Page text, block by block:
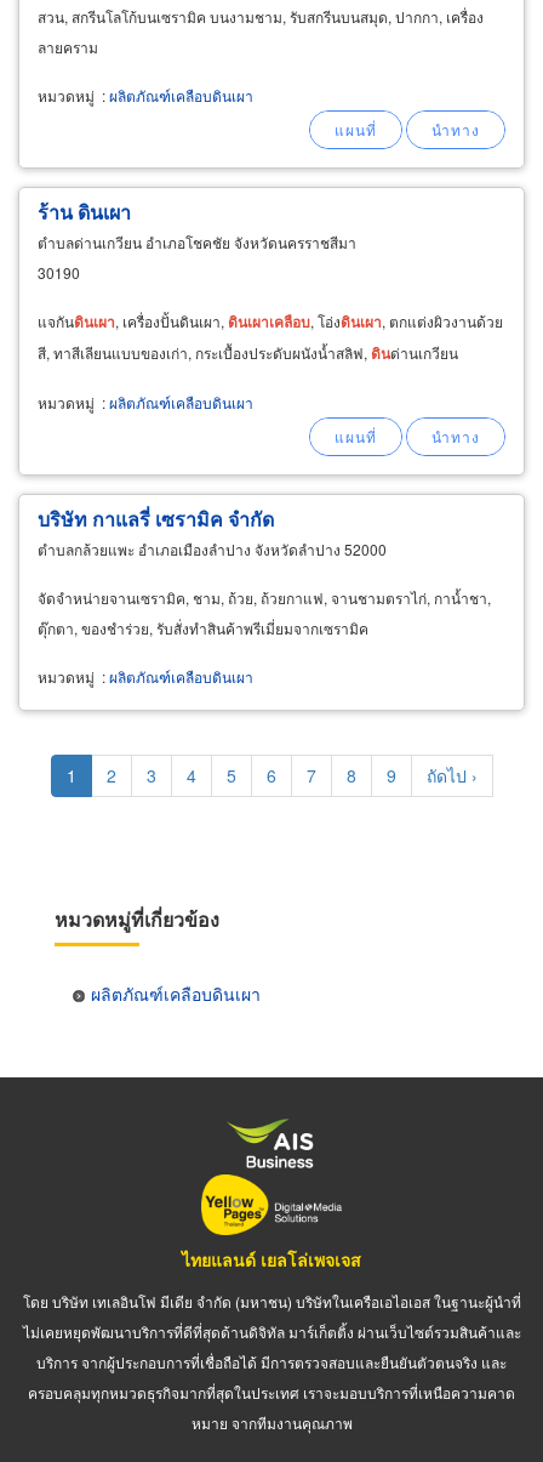
สวน, สกรีนโลโก้บนเซรามิค บนงามชาม, รับสกรีนบนสมุด, ปากกา, เครื่อง
ลายคราม
หมวดหมู่ :ผลิตภัณฑ์เคลือบดินเผา
ร้าน ดินเผา
ตำบลด่านเกวียน อำเภอโชคชัย จังหวัดนครราชสีมา
30190
แจกันดินเผา, เครื่องปั้นดินเผา, ดินเผาเคลือบ, โอ่งดินเผา, ตกแต่งผิวงานด้วย
สี, ทาสีเลียนแบบของเก่า, กระเบื้องประดับผนังน้ำสลิฟ, ดินด่านเกวียน
หมวดหมู่ :ผลิตภัณฑ์เคลือบดินเผา
บริษัท กาแลรี่ เซรามิค จำกัด
ตำบลกล้วยแพะ อำเภอเมืองลำปาง จังหวัดลำปาง 52000
จัดจำหน่ายจานเซรามิค, ชาม, ถ้วย, ถ้วยกาแฟ, จานชามตราไก่, กาน้ำชา,
ตุ๊กตา, ของชำร่วย, รับสั่งทำสินค้าพรีเมี่ยมจากเซรามิค
หมวดหมู่ :ผลิตภัณฑ์เคลือบดินเผา
Pagination
Current
page
1 Page
2 Page
3 Page
4 Page
5 Page
6 Page
7 Page
8 Page
9
Next
page
ถัดไป ›
หมวดหมู่ที่เกี่ยวข้อง
ผลิตภัณฑ์เคลือบดินเผา
ไทยแลนด์ เยลโล่เพจเจส
โดย บริษัท เทเลอินโฟ มีเดีย จำกัด (มหาชน) บริษัทในเครือเอไอเอส ในฐานะผู้นำที่
ไม่เคยหยุดพัฒนาบริการที่ดีที่สุดด้านดิจิทัล มาร์เก็ตติ้ง ผ่านเว็บไซต์รวมสินค้าและ
บริการ จากผู้ประกอบการที่เชื่อถือได้ มีการตรวจสอบและยืนยันตัวตนจริง และ
ครอบคลุมทุกหมวดธุรกิจมากที่สุดในประเทศ เราจะมอบบริการที่เหนือความคาด
หมาย จากทีมงานคุณภาพ